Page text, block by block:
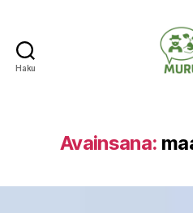
Haku
Avainsana: